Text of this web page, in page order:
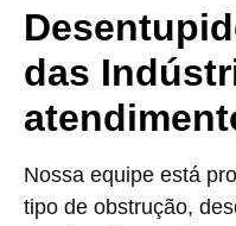
das
Nossa equipe está
tipo de obstrução,